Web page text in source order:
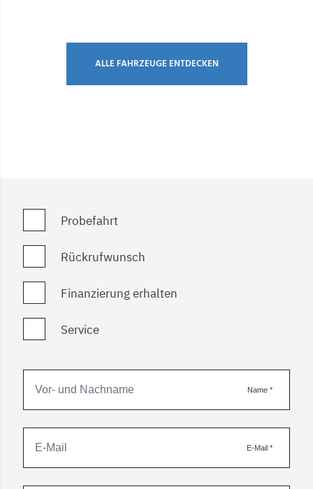
ALLE FAHRZEUGE ENTDECKEN
Probefahrt
Rückrufwunsch
Finanzierung erhalten
Service
Name *
E-Mail *